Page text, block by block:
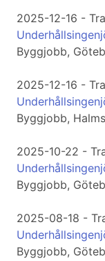
2025-12-16 -
Byggjobb,
2025-12-16 -
Byggjobb,
2025-10-22 -
Byggjobb,
2025-08-18 -
Byggjobb,